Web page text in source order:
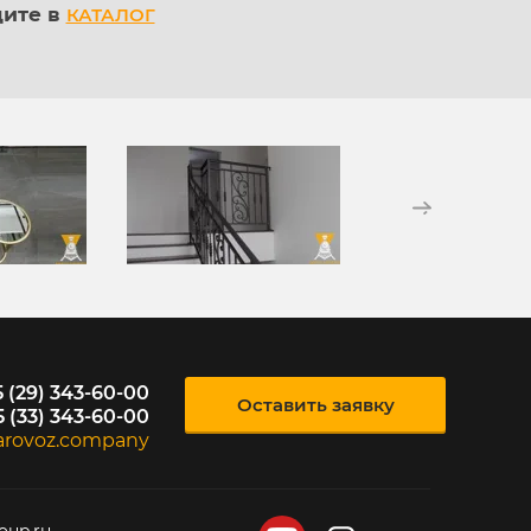
в КАТАЛОГ
(29) 343-60-00
(33) 343-60-00
Оставить заявку